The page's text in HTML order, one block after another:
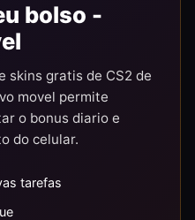
bolso -
skins gratis de CS2 de
movel permite
o bonus diario e
do celular.
tarefas